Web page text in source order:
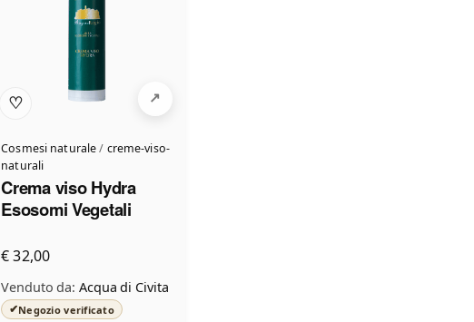
♡
Cosmesi naturale/ creme-viso-
naturali
Crema viso Hydra
Esosomi Vegetali
€ 32,00
Venduto da: Acqua di Civita
✔Negozio verificato